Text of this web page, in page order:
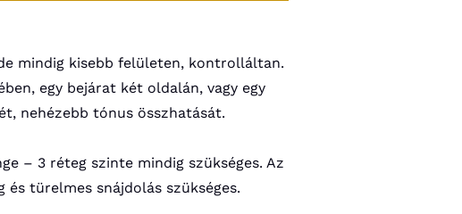
mindig kisebb felületen, kontrolláltan.
egy bejárat két oldalán, vagy egy
nehézebb tónus összhatását.
– 3 réteg szinte mindig szükséges. Az
türelmes snájdolás szükséges.